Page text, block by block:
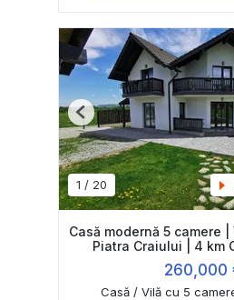
1 / 20
Previous
Casă modernă 5 camere
Piatra Craiului | 4 km
260,000
Casă / Vilă cu 5